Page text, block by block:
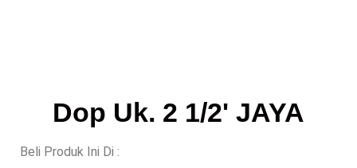
Dop Uk. 2 1/2' JAYA
Beli Produk Ini Di :